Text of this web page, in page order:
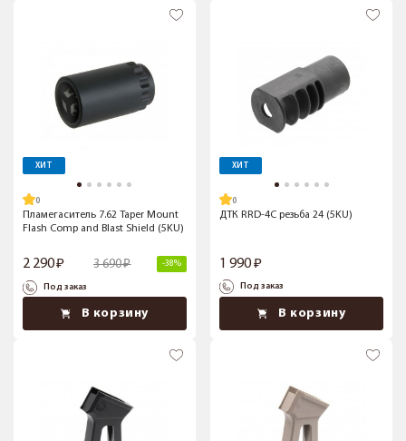
ХИТ
Пламегаситель 7.62 Taper Mount
Flash Comp and Blast Shield (5KU)
2 290 3 690 -38%
Под заказ
В корзину
ХИТ
ДТК RRD-4C резьба 24 (5KU)
1 990
Под заказ
В корзину